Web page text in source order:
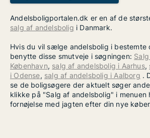
Andelsboligportalen.dk er en af de
salg af andelsbolig i Danmark.
Hvis du vil sælge andelsbolig i bestemte
benytte disse smutveje i søgningen:
København, salg af andelsbolig i Aarhus,
i Odense, salg af andelsbolig i Aalborg .
se de boligsøgere der aktuelt søger
klikke på "Salg af andelsbolig" i menuen
fornøjelse med jagten efter din nye